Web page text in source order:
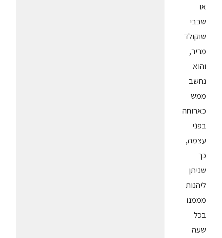
או
שבבי
שוקולד
מריר,
והוא
נחשב
ממש
כארוחה
בפני
עצמה,
כך
שניתן
ליהנות
מממנו
בכל
שעה